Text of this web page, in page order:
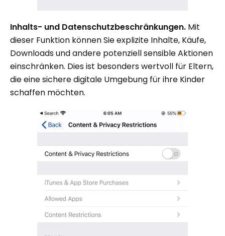
Inhalts- und Datenschutzbeschränkungen. Mit
dieser Funktion können Sie explizite Inhalte, Käufe,
Downloads und andere potenziell sensible Aktionen
einschränken. Dies ist besonders wertvoll für Eltern,
die eine sichere digitale Umgebung für ihre Kinder
schaffen möchten.